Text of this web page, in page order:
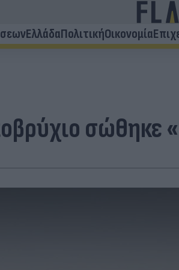
ΕλλάδαΠολιτικήΟικονομία
σώθηκε